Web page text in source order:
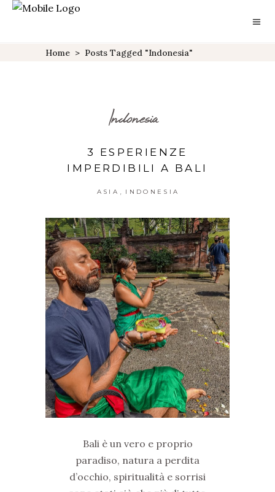
Home > Posts Tagged "indonesia"
Indonesia
3 ESPERIENZE
IMPERDIBILI A BALI
ASIA INDONESIA
Bali è un vero e proprio
paradiso, natura a perdita
d’occhio, spiritualità e sorrisi